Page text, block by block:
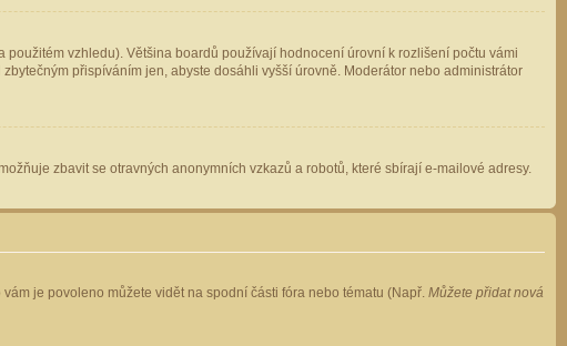
vzhledu). Většina boardů používají hodnocení úrovní k rozlišení počtu vámi
přispíváním jen, abyste dosáhli vyšší úrovně. Moderátor nebo administrátor
zbavit se otravných anonymních vzkazů a robotů, které sbírají e-mailové adresy.
je povoleno můžete vidět na spodní části fóra nebo tématu (Např. Můžete přidat nová